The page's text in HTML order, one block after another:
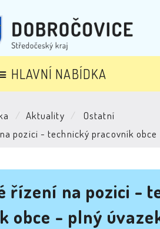
HLAVNÍ NABÍDKA
Aktuality
Ostatní
pozici - technický pracovník
řízení na pozici -
obce - plný